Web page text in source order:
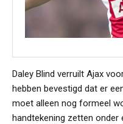
Daley Blind verruilt Ajax
hebben bevestigd dat er
moet alleen nog formeel
handtekening zetten onder